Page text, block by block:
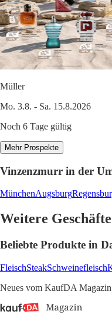
Müller
Mo. 3.8. - Sa. 15.8.2026
Noch 6 Tage gültig
Mehr Prospekte
Vinzenzmurr in der
MünchenAugsburg
Weitere
Beliebte Produkte in
FleischSteakSchweinefleisch
Neues vom KaufDA Magazin